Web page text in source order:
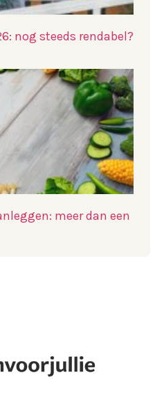
nog steeds rendabel?
meer dan een